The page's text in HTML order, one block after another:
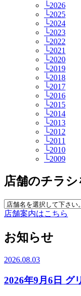
└2026
└2025
└2024
└2023
└2022
└2021
└2020
└2019
└2018
└2017
└2016
└2015
└2014
└2013
└2012
└2011
└2010
└2009
店舗のチラ
店舗案内はこちら
お知らせ
2026.08.03
2026年9月6日 グ